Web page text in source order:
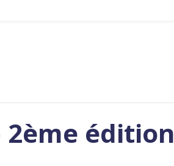
2ème édition